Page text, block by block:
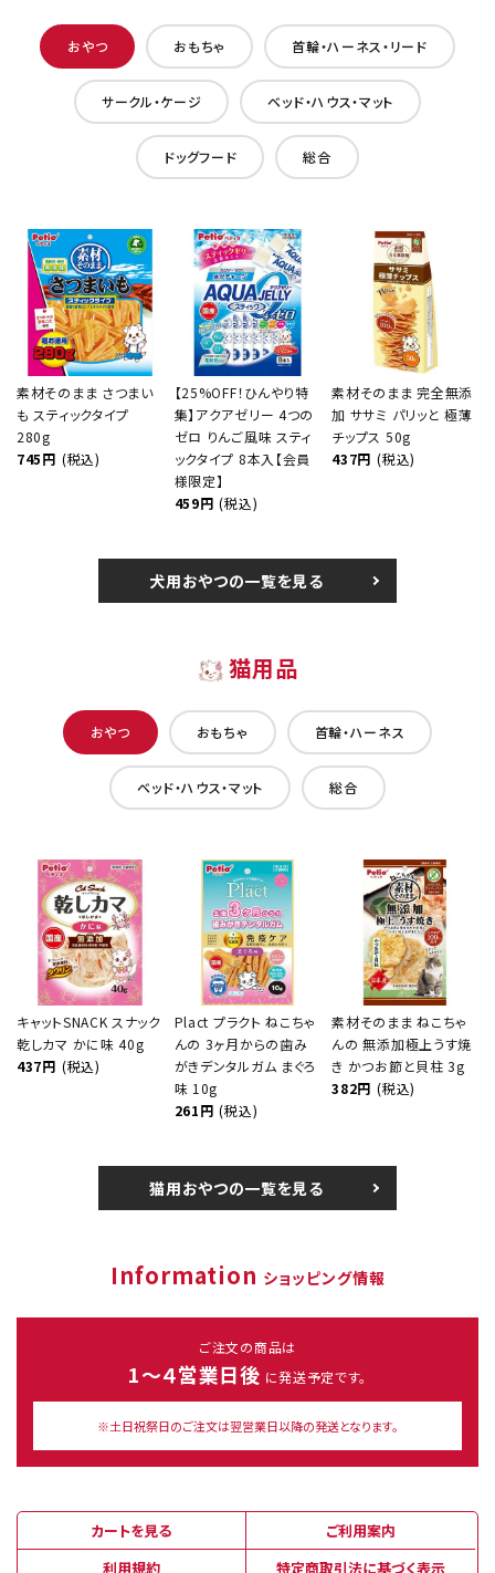
おやつ おもちゃ 首輪・ハーネス・リード
サークル・ケージ ベッド・ハウス・マット
ドッグフード 総合
素材そのまま さつまい
も スティックタイプ
280g
745円 (税込)
【25%OFF！ひんやり特
集】アクアゼリー 4つの
ゼロ りんご風味 スティ
ックタイプ 8本入【会員
様限定】
459円 (税込)
素材そのまま 完全無添
加 ササミ パリッと 極薄
チップス 50g
437円 (税込)
犬用おやつの一覧を見る
猫用品
おやつ おもちゃ 首輪・ハーネス
ベッド・ハウス・マット 総合
キャットSNACK スナック
乾しカマ かに味 40g
437円 (税込)
Plact プラクト ねこちゃ
んの 3ヶ月からの歯み
がきデンタルガム まぐろ
味 10g
261円 (税込)
素材そのまま ねこちゃ
んの 無添加極上うす焼
き かつお節と貝柱 3g
382円 (税込)
猫用おやつの一覧を見る
Information ショッピング情報
ご注文の商品は
1～４営業日後 に発送予定です。
※土日祝祭日のご注文は翌営業日以降の発送となります。
カートを見る
ご利用案内
利用規約
特定商取引法に基づく表示